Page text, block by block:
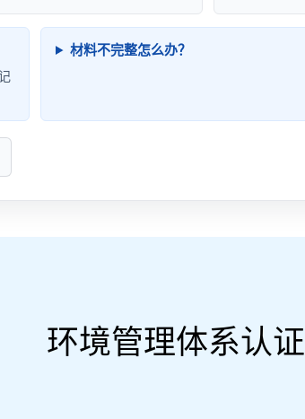
材料不完整怎么办？
环境管理体系认证